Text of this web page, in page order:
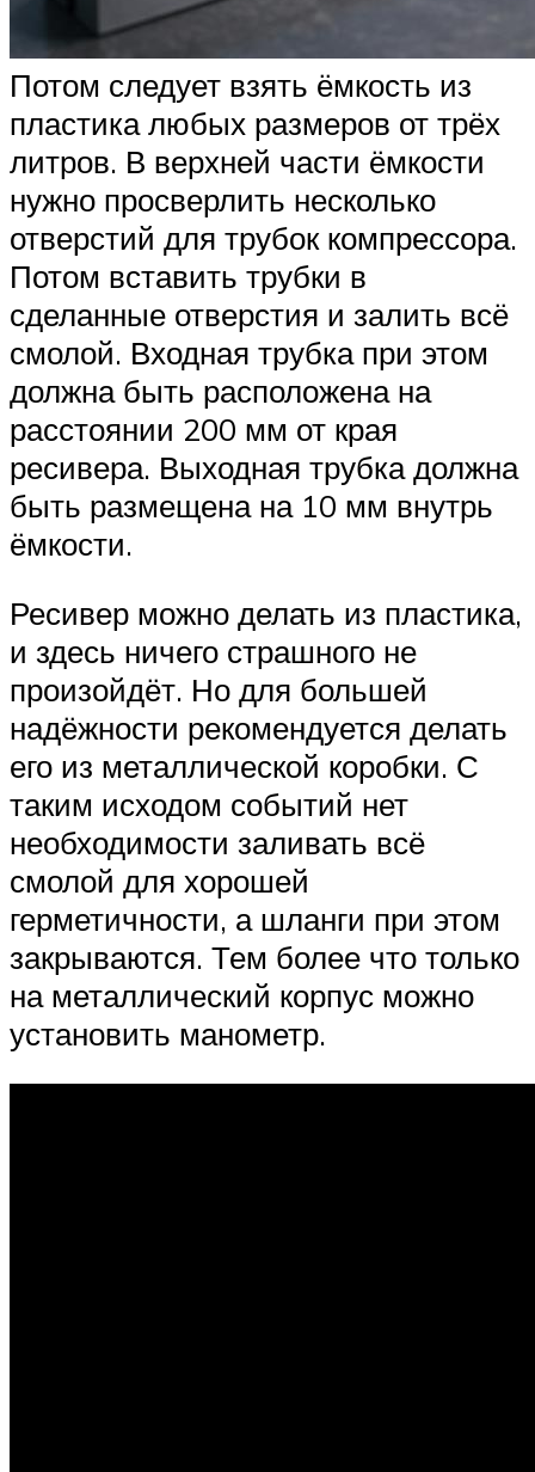
Потом следует взять ёмкость из
пластика любых размеров от трёх
литров. В верхней части ёмкости
нужно просверлить несколько
отверстий для трубок компрессора.
Потом вставить трубки в
сделанные отверстия и залить всё
смолой. Входная трубка при этом
должна быть расположена на
расстоянии 200 мм от края
ресивера. Выходная трубка должна
быть размещена на 10 мм внутрь
ёмкости.
Ресивер можно делать из пластика,
и здесь ничего страшного не
произойдёт. Но для большей
надёжности рекомендуется делать
его из металлической коробки. С
таким исходом событий нет
необходимости заливать всё
смолой для хорошей
герметичности, а шланги при этом
закрываются. Тем более что только
на металлический корпус можно
установить манометр.